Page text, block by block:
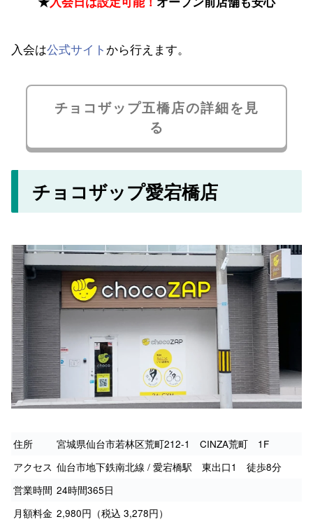
入会は公式サイト から行えます。
チョコザップ五橋店の詳細を見
る
チョコザップ愛宕橋店
住所
宮城県仙台市若林区荒町212-1 CINZA荒町 1F
アクセス 仙台市地下鉄南北線 / 愛宕橋駅 東出口1 徒歩8分
営業時間 24時間365日
月額料金 2,980円（税込 3,278円）